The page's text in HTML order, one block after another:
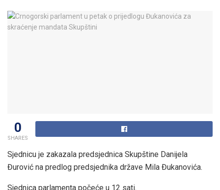
0
SHARES
Sjednicu je zakazala predsjednica Skupštine Danijela
Đurović na predlog predsjednika države Mila Đukanovića.
Sjednica parlamenta počeće u 12 sati.